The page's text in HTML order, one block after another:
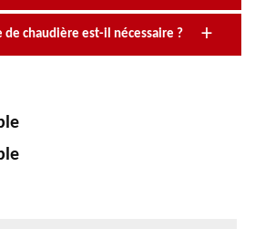
de chaudière est-il nécessaire ?